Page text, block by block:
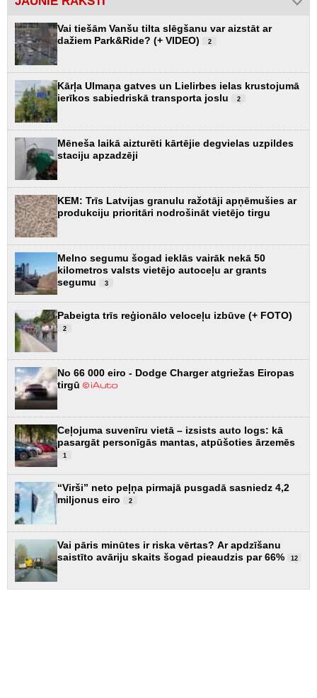
Vai tiešām Vanšu tilta slēgšanu var aizstāt ar
dažiem Park&Ride? (+ VIDEO)
2
Kārļa Ulmaņa gatves un Lielirbes ielas krustojumā
ierīkos sabiedriskā transporta joslu
2
Mēneša laikā aizturēti kārtējie degvielas uzpildes
staciju apzadzēji
KEM: Trīs Latvijas granulu ražotāji apņēmušies ar
produkciju prioritāri nodrošināt vietējo tirgu
Melno segumu šogad ieklās vairāk nekā 50
kilometros valsts vietējo autoceļu ar grants
segumu
3
Pabeigta trīs reģionālo veloceļu izbūve (+ FOTO)
2
No 66 000 eiro - Dodge Charger atgriežas Eiropas
tirgū
Ceļojuma suvenīru vietā – izsists auto logs: kā
pasargāt personīgās mantas, atpūšoties ārzemēs
1
“Virši” neto peļņa pirmajā pusgadā sasniedz 4,2
miljonus eiro
2
Vai pāris minūtes ir riska vērtas? Ar apdzīšanu
saistīto avāriju skaits šogad pieaudzis par 66%
12